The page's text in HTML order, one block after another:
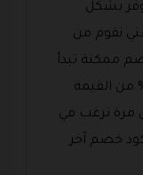
بشكل
نقوم من
ممكنة تبدأ
10% لتصل الى نسبة 25% من القيمة
مرة ترغب في
خصم آخر